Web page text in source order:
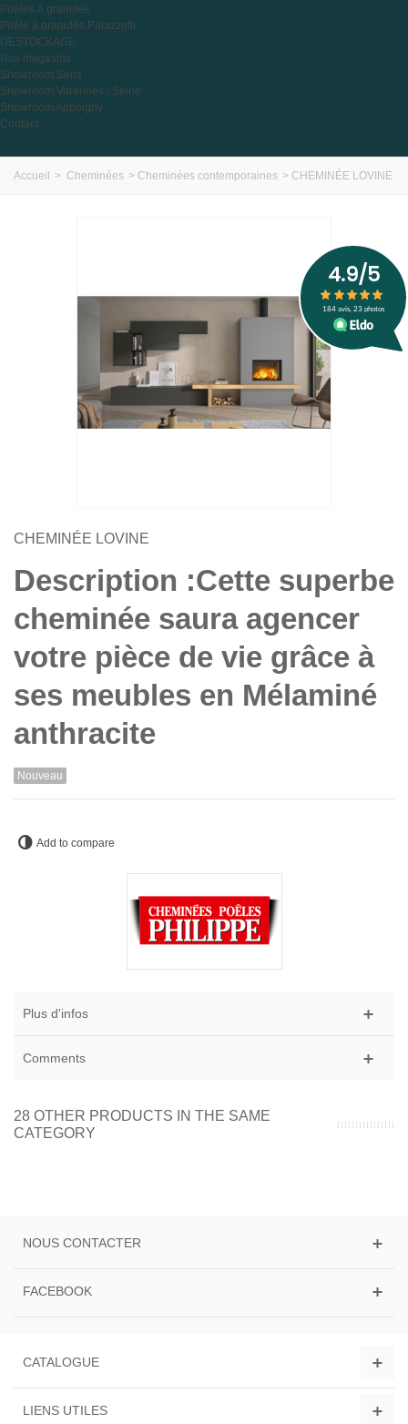
Poêles à granulés
Poêle à granulés Palazzetti
DESTOCKAGE
Nos magasins
Showroom Sens
Showroom Varennes / Seine
Showroom Appoigny
Contact
Accueil > Cheminées > Cheminées contemporaines > CHEMINÉE LOVINE
CHEMINÉE LOVINE
Description :Cette superbe
cheminée saura agencer
votre pièce de vie grâce à
ses meubles en Mélaminé
anthracite
Nouveau
Add to compare
Plus d'infos
Comments
28 OTHER PRODUCTS IN THE SAME
CATEGORY
NOUS CONTACTER
FACEBOOK
CATALOGUE
LIENS UTILES